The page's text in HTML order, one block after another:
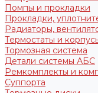
Помпы и прокладки
Прокладки,
Радиаторы,
Термостаты и
Тормозная система
Детали системы АБС
Ремкомплекты и
Суппорта